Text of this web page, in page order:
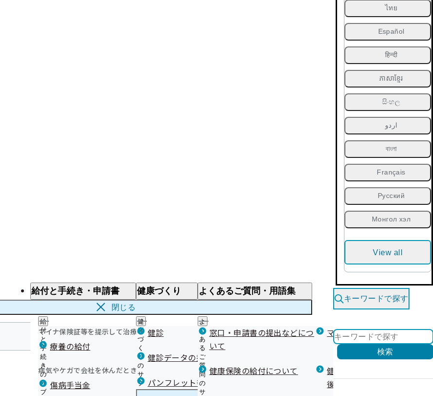
ไทย
Español
हिन्दी
ភាសាខ្មែរ
සිංහල
اردو
বাংলা
Français
Русский
Монгол хэл
View all
給付と手続き・申請書
給付と手続き
給
付
と
手
続
き
の
サ
ブ
マイナ保険証等を提示して治療を受けるとき
療養の給付
医療費が高額になりそう・なったとき
限度額適用認定・高額療養費・高額介護合算
病気やケガで会社を休んだとき
傷病手当金
医療費の全額を負担したとき
健康づくり
健
康
づ
く
り
の
サ
ブ
メ
健診 健診を受けた後の健康づくり
健診データの提供について 健康宣言（コラボヘルス）
パンフレット等（広報） 健康づくりコラム
よくあるご質問・用語集
よ
く
あ
る
ご
質
問
の
サ
窓口・申請書の提出などにつ
いて
マイナ保険証等関連について
健康保険の給付について
健康保険任意継続制度（退職
後の健康保険）について
閉じる
キーワードで探す
検索
京都支部
京都支部からのお知らせ